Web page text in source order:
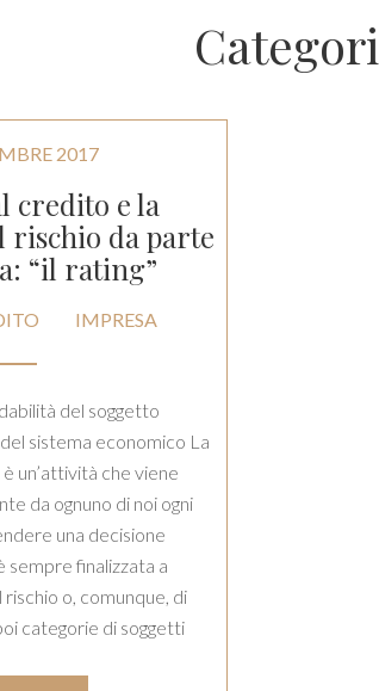
2017
credito e la
rischio da parte
“il rating”
IMPRESA
sistema economico La
un’attività che viene
da ognuno di noi ogni
una decisione
sempre finalizzata a
o, comunque, di
categorie di soggetti